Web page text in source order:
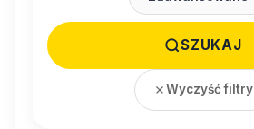
SZUKAJ
Wyczyść filtry